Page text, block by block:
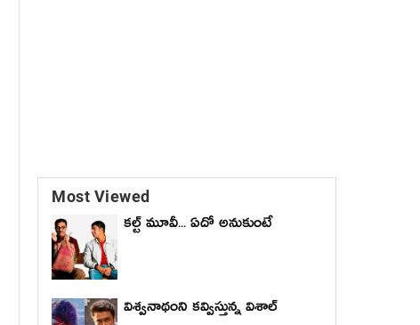
Most Viewed
కల్ట్ మూవీ... ఏదో అనుకుంటే
విశ్వనాథంని కవ్విస్తున్న విశాల్